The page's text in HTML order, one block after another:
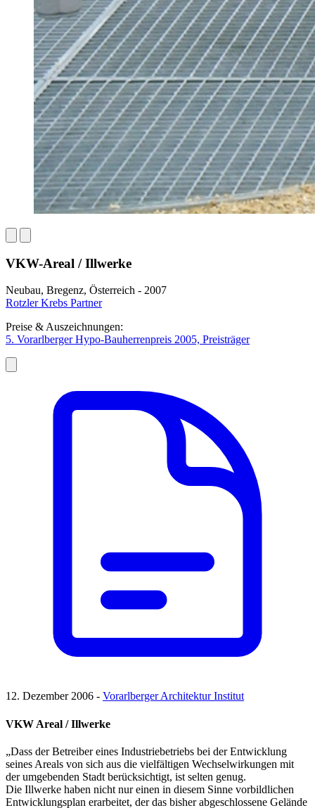
VKW-Areal / Illwerke
Neubau, Bregenz, Österreich - 2007
Rotzler Krebs Partner
Preise & Auszeichnungen:
5. Vorarlberger Hypo-Bauherrenpreis 2005, Preisträger
12. Dezember 2006 - Vorarlberger Architektur Institut
VKW Areal / Illwerke
„Dass der Betreiber eines Industriebetriebs bei der Entwicklung
seines Areals von sich aus die vielfältigen Wechselwirkungen mit
der umgebenden Stadt berücksichtigt, ist selten genug.
Die Illwerke haben nicht nur einen in diesem Sinne vorbildlichen
Entwicklungsplan erarbeitet, der das bisher abgeschlossene Gelände